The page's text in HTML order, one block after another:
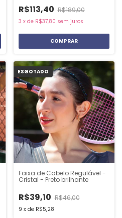
R$113,40 R$189,00
3 x de R$37,80 sem juros
COMPRAR
ESGOTADO
Faixa de Cabelo Regulável -
Cristal - Preto brilhante
R$39,10 R$46,00
9 x de R$5,28